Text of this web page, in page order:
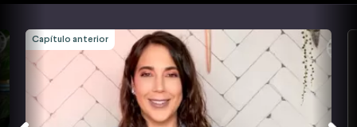
Capítulo anterior